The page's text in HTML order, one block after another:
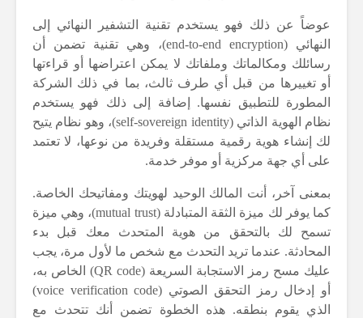
عوضاً عن ذلك فهو يستخدم تقنية التشفير النهائي إلى
النهائي (end-to-end encryption)، وهي تقنية تضمن أن
رسائلك ومكالماتك وملفاتك لا يمكن اعتراضها أو قراءتها
أو تغييرها من قبل أي طرف ثالث، بما في ذلك الشركة
المطورة للتطبيق نفسها. إضافة إلى ذلك فهو يستخدم
نظام الهوية الذاتي (self-sovereign identity)، وهو نظام يتيح
لك إنشاء هوية رقمية مستقلة وفريدة من نوعها، لا تعتمد
على أي جهة مركزية أو موفر خدمة.
بمعنى آخر، أنت المالك الوحيد لهويتك ومفاتيحك الخاصة.
كما يوفر لك ميزة الثقة المتبادلة (mutual trust)، وهي ميزة
تسمح لك بالتحقق من هوية المتحدث معك قبل بدء
المحادثة. عندما تريد التحدث مع شخص ما لأول مرة، يجب
عليك مسح رمز الاستجابة السريعة (QR code) الخاص به،
أو إدخال رمز التحقق الصوتي (voice verification code)
الذي يقوم بنطقه. هذه الخطوة تضمن أنك تتحدث مع